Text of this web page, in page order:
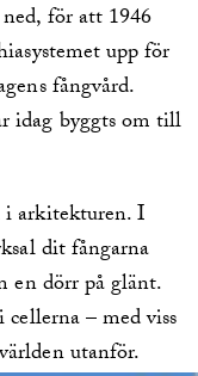
för att 1946
upp för
fångvård.
idag byggts om till
i arkitekturen. I
dit fångarna
en dörr på glänt.
– med viss
utanför.